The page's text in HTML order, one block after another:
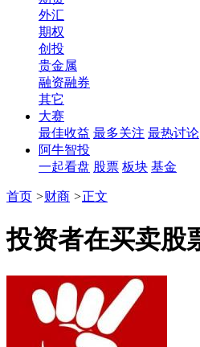
外汇
期权
创投
贵金属
融资融券
其它
大赛
最佳收益 最多关注 最热讨论
阿牛智投
一起看盘 股票 板块 基金
首页 >财商 >正文
投资者在买卖股